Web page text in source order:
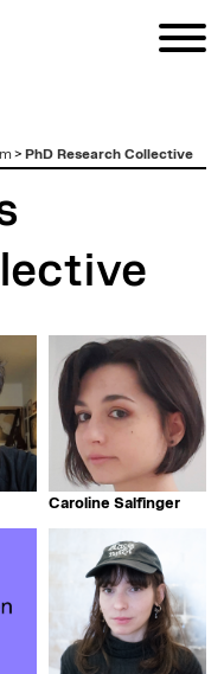
> PhD Research Collective
Caroline Salfinger